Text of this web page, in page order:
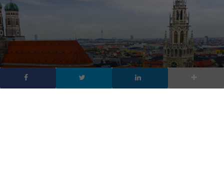
Huawei Innovation Day: